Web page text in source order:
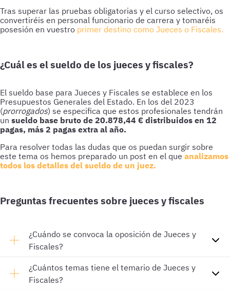
Tras superar las pruebas obligatorias y el curso selectivo, os
convertiréis en personal funcionario de carrera y tomaréis
posesión en vuestro primer destino como Jueces o Fiscales.
¿Cuál es el sueldo de los jueces y fiscales?
El sueldo base para Jueces y Fiscales se establece en los
Presupuestos Generales del Estado. En los del 2023
(prorrogados) se especifica que estos profesionales tendrán
un sueldo base bruto de 20.878,44 € distribuidos en 12
pagas, más 2 pagas extra al año.
Para resolver todas las dudas que os puedan surgir sobre
este tema os hemos preparado un post en el que analizamos
todos los detalles del sueldo de un juez.
Preguntas frecuentes sobre jueces y fiscales
¿Cuándo se convoca la oposición de Jueces y
Fiscales?
¿Cuántos temas tiene el temario de Jueces y
Fiscales?